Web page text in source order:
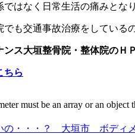
ではなく日常生活の痛みと
も交通事故治療をしている
ンス大垣整骨院・整体院のＨ
ちら
must be an array or an object
の・・・？ 大垣市 ボディ